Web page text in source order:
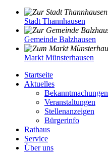
Stadt Thannhausen
Gemeinde Balzhausen
Markt Münsterhausen
Startseite
Aktuelles
Bekanntmachungen
Veranstaltungen
Stellenanzeigen
Bürgerinfo
Rathaus
Service
Über uns